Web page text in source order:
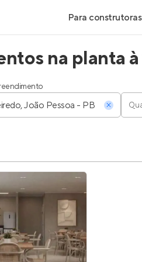
Para construtoras
Geração de
Geração de
Parcerias
Entrar no
na planta